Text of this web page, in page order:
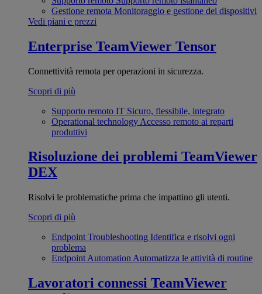
Gestione remota Monitoraggio e gestione dei dispositivi
Vedi piani e prezzi
Enterprise TeamViewer Tensor
Connettività remota per operazioni in sicurezza.
Scopri di più
Supporto remoto IT Sicuro, flessibile, integrato
Operational technology Accesso remoto ai reparti
produttivi
Risoluzione dei problemi TeamViewer
DEX
Risolvi le problematiche prima che impattino gli utenti.
Scopri di più
Endpoint Troubleshooting Identifica e risolvi ogni
problema
Endpoint Automation Automatizza le attività di routine
Lavoratori connessi TeamViewer